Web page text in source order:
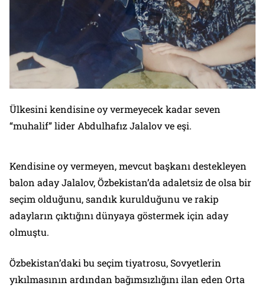
Ülkesini kendisine oy vermeyecek kadar seven
“muhalif” lider Abdulhafız Jalalov ve eşi.
Kendisine oy vermeyen, mevcut başkanı destekleyen
balon aday Jalalov, Özbekistan’da adaletsiz de olsa bir
seçim olduğunu, sandık kurulduğunu ve rakip
adayların çıktığını dünyaya göstermek için aday
olmuştu.
Özbekistan’daki bu seçim tiyatrosu, Sovyetlerin
yıkılmasının ardından bağımsızlığını ilan eden Orta